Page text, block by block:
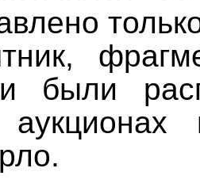
были